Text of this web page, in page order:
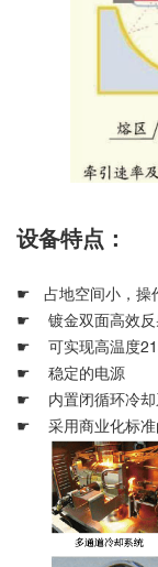
设备特点：
☛ 占地空间小，操
☛ 镀金双面高效反
☛ 可实现高温度
☛ 稳定的电源
☛ 内置闭循环冷却
☛ 采用商业化标准